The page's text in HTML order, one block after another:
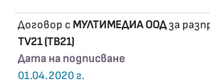
Договор с МУЛТИМЕДИА ООДза
TV21 (ТВ21)
Дата на подписване
01.04.2020 г.